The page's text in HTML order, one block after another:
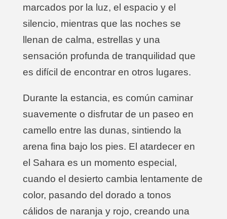
marcados por la luz, el espacio y el
silencio, mientras que las noches se
llenan de calma, estrellas y una
sensación profunda de tranquilidad que
es difícil de encontrar en otros lugares.
Durante la estancia, es común caminar
suavemente o disfrutar de un paseo en
camello entre las dunas, sintiendo la
arena fina bajo los pies. El atardecer en
el Sahara es un momento especial,
cuando el desierto cambia lentamente de
color, pasando del dorado a tonos
cálidos de naranja y rojo, creando una